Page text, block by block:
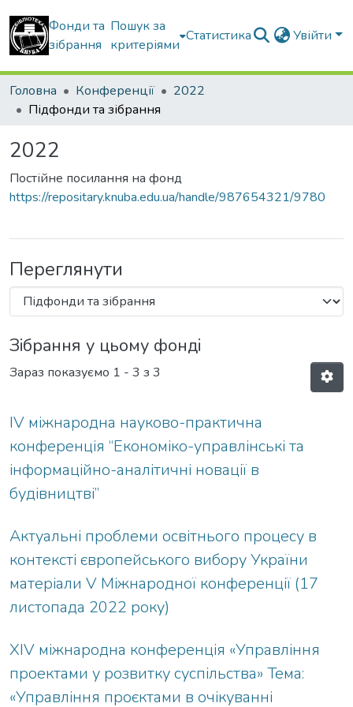
Фонди та
зібрання
Пошук за
критеріями
Статистика Увійти
Головна Конференції
2022
Підфонди та зібрання
2022
Постійне посилання на фонд
https://repositary.knuba.edu.ua/handle/987654321/9780
Переглянути
Зібрання у цьому фонді
Зараз показуємо 1 - 3 з 3
IV міжнародна науково-практична
конференція “Економіко-управлінські та
інформаційно-аналітичні новації в
будівництві”
Актуальні проблеми освітнього процесу в
контексті європейського вибору України
матеріали V Міжнародної конференції (17
листопада 2022 року)
ХIV міжнародна конференція «Управління
проектами у розвитку суспільства» Тема:
«Управління проєктами в очікуванні